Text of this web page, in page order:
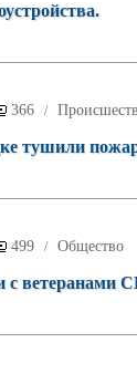
366 /
тушили
499 / Общество
с ветеранами